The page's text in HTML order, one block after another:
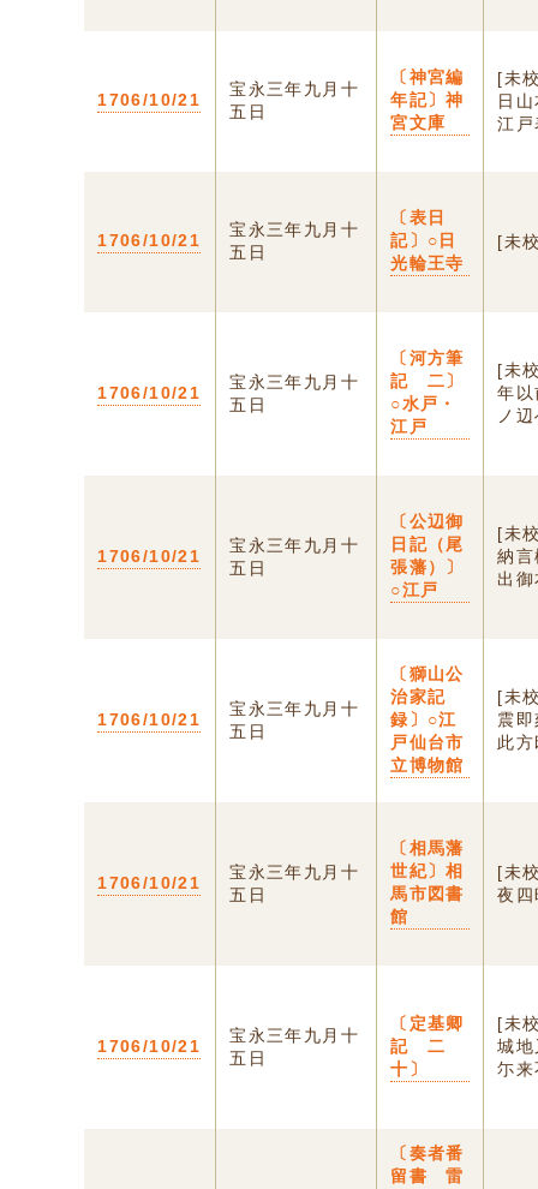
1706/10/21
宝永三年九月十
五日
〔神宮編
年記〕神
宮文庫
[未
日
江
1706/10/21
宝永三年九月十
五日
〔表日
記〕○日
光輪王寺
[未
1706/10/21
宝永三年九月十
五日
〔河方筆
記 二〕
○水戸・
江戸
[未
年
ノ
1706/10/21
宝永三年九月十
五日
〔公辺御
日記（尾
張藩）〕
○江戸
[未
納言
出
1706/10/21
宝永三年九月十
五日
〔獅山公
治家記
録〕○江
戸仙台市
立博物館
[未
震
此
1706/10/21
宝永三年九月十
五日
〔相馬藩
世紀〕相
馬市図書
館
[未
夜四
1706/10/21
宝永三年九月十
五日
〔定基卿
記 二
十〕
[未
城
尓
〔奏者番
留書 雷